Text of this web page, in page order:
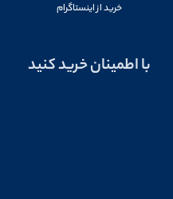
خرید از اینستاگرام
با اطمینان خرید کنید